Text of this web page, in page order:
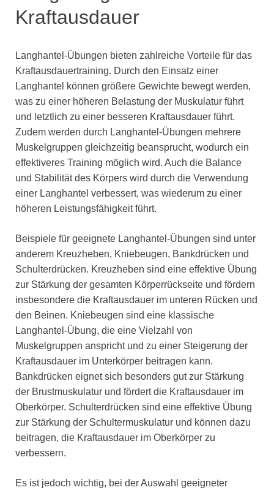
Kraftausdauer
Langhantel-Übungen bieten zahlreiche Vorteile für das
Kraftausdauertraining. Durch den Einsatz einer
Langhantel können größere Gewichte bewegt werden,
was zu einer höheren Belastung der Muskulatur führt
und letztlich zu einer besseren Kraftausdauer führt.
Zudem werden durch Langhantel-Übungen mehrere
Muskelgruppen gleichzeitig beansprucht, wodurch ein
effektiveres Training möglich wird. Auch die Balance
und Stabilität des Körpers wird durch die Verwendung
einer Langhantel verbessert, was wiederum zu einer
höheren Leistungsfähigkeit führt.
Beispiele für geeignete Langhantel-Übungen sind unter
anderem Kreuzheben, Kniebeugen, Bankdrücken und
Schulterdrücken. Kreuzheben sind eine effektive Übung
zur Stärkung der gesamten Körperrückseite und fördern
insbesondere die Kraftausdauer im unteren Rücken und
den Beinen. Kniebeugen sind eine klassische
Langhantel-Übung, die eine Vielzahl von
Muskelgruppen anspricht und zu einer Steigerung der
Kraftausdauer im Unterkörper beitragen kann.
Bankdrücken eignet sich besonders gut zur Stärkung
der Brustmuskulatur und fördert die Kraftausdauer im
Oberkörper. Schulterdrücken sind eine effektive Übung
zur Stärkung der Schultermuskulatur und können dazu
beitragen, die Kraftausdauer im Oberkörper zu
verbessern.
Es ist jedoch wichtig, bei der Auswahl geeigneter